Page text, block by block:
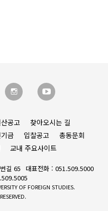
산공고
찾아오시는 길
금 입찰공고
총동문회
교내 주요사이트
길 65
대표전화 : 051.509.5000
OF FOREIGN STUDIES.